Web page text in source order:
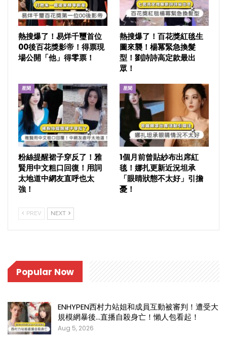
熱搜爆了！易烊千璽首位
00後百花獎影帝！得票現
場公開「他」得零票！
熱搜爆了！百花獎紅毯生
圖來襲！楊冪緊急換髮
型！劉詩詩高定款最出
眾！
星聞
粉絲提醒裙子穿反了！雅
賢用中文粗口回復！用詞
太地道中網友直呼也太
強！
星聞
1個月前曾貼紗布出席紅
毯！娜扎更新近況坦承
「眼睛狀態不太好」引擔
憂！
PREV NEXT
Popular Now
ENHYPEN西村力站姐和成員互動被審判！遭受大
規模網暴後…直播自殺身亡！懶人包看起！
Aug 5, 2026